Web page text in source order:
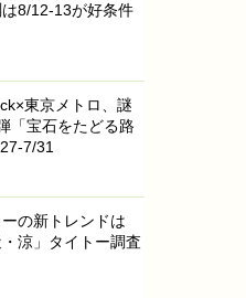
8/12-13が好条件
東京メトロ、謎
「宝石をたどる路
7/31
の新トレンドは
・涼」タイトー調査